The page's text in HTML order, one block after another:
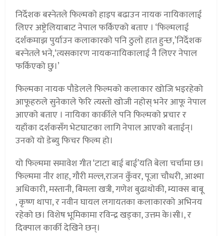
निर्देशक बस्नेतले फिल्मको हाइप बढाउन नायक नायिकालाई
लिएर अष्ट्रेलियाबाट नेपाल फर्किएको बताए । ‘फिल्मलाई
दर्शकमाझ पुर्याउन कलाकारको पनि ठुलो हात हुन्छ,’निर्देशक
बस्नेतले भने,‘त्यसकारण नायकनायिकालाई नै लिएर नेपाल
फर्किएको छु।’
फिल्मका नायक पौडेलले फिल्मको कलाकार खोजि भइरहेको
आफूहरुले सुनेकाले फेरि त्यस्तो खोजी नहोस् भनेर आफू नेपाल
आएको बताए । नायिका कार्कीले पनि फिल्मको प्रचार र
यहाँका दर्शकसँग भेटघाटका लागि नेपाल आएको बताईन्।
उनको यो डेब्यु फिचर फिल्म हो।
यो फिल्ममा समावेश गीत ‘टाटा बाई बाई’यति बेला चर्चामा छ।
फिल्ममा नीर शाह, गौरी मल्ल,राजन कुँवर, पूजा चौधरी, आश्मा
अधिकारी, मस्तानी, बिमला खत्री, गणेश बुढाथोकी, म्याक्स बाबू
, कृष्ण थापा, र नवीन घायल लगायतका कलाकारको अभिनय
रहेको छ। विशेष भूमिकामा रविन्द्र खड्का, उत्तम के।सी।, र
दिक्पाल कार्की देखिने छन्।